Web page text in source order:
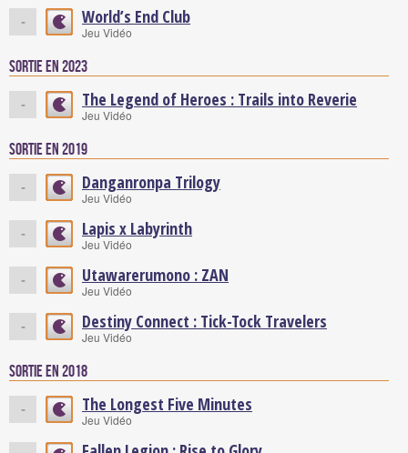
- World’s End Club
Jeu Vidéo
Sortie en 2023
- The Legend of Heroes : Trails into Reverie
Jeu Vidéo
Sortie en 2019
- Danganronpa Trilogy
Jeu Vidéo
- Lapis x Labyrinth
Jeu Vidéo
- Utawarerumono : ZAN
Jeu Vidéo
- Destiny Connect : Tick-Tock Travelers
Jeu Vidéo
Sortie en 2018
- The Longest Five Minutes
Jeu Vidéo